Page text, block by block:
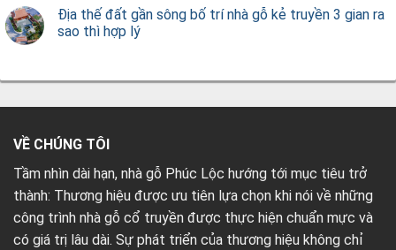
Địa thế đất gần sông bố trí nhà gỗ kẻ truyền 3 gian ra
sao thì hợp lý
VỀ CHÚNG TÔI
Tầm nhìn dài hạn, nhà gỗ Phúc Lộc hướng tới mục tiêu trở
thành: Thương hiệu được ưu tiên lựa chọn khi nói về những
công trình nhà gỗ cổ truyền được thực hiện chuẩn mực và
có giá trị lâu dài. Sự phát triển của thương hiệu không chỉ